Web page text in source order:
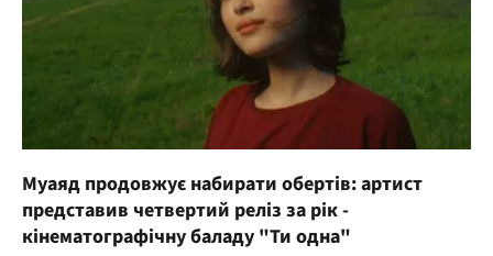
Муаяд продовжує набирати обертів: артист
представив четвертий реліз за рік -
кінематографічну баладу "Ти одна"